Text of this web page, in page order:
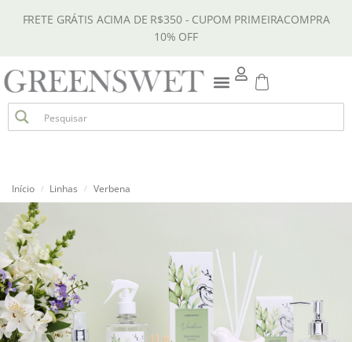
FRETE GRÁTIS ACIMA DE R$350 - CUPOM PRIMEIRACOMPRA
10% OFF
Início / Linhas / Verbena